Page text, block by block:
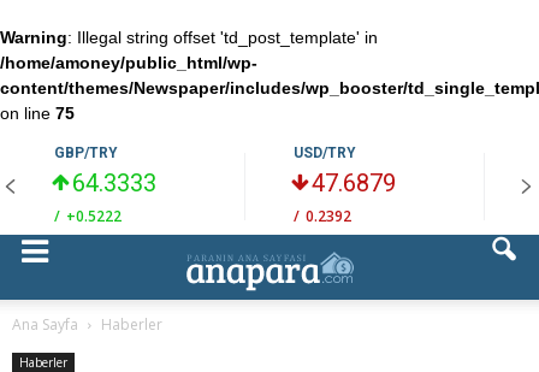
Warning: Illegal string offset 'td_post_template' in
/home/amoney/public_html/wp-
content/themes/Newspaper/includes/wp_booster/
on line 75
GBP/TRY
64.3333
/ +0.5222
USD/TRY
47.6879
/ 0.2392
Ana Sayfa Haberler
Haberler